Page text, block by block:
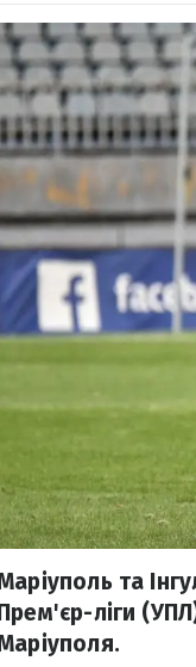
та
ліги